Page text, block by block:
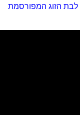
לבת הזוג המפורסמת